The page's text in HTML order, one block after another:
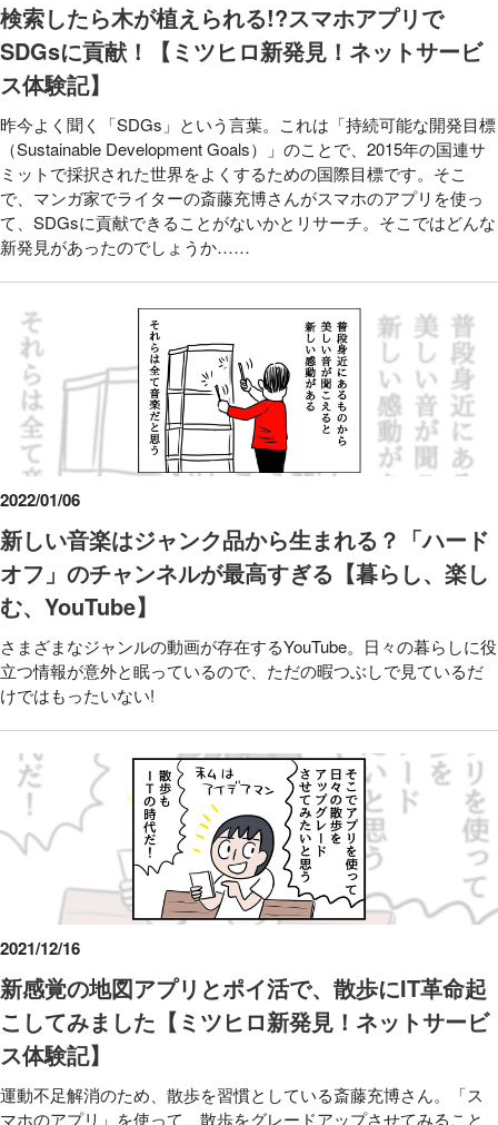
検索したら木が植えられる!?スマホアプリで
SDGsに貢献！【ミツヒロ新発見！ネットサービ
ス体験記】
昨今よく聞く「SDGs」という言葉。これは「持続可能な開発目標
（Sustainable Development Goals）」のことで、2015年の国連サ
ミットで採択された世界をよくするための国際目標です。そこ
で、マンガ家でライターの斎藤充博さんがスマホのアプリを使っ
て、SDGsに貢献できることがないかとリサーチ。そこではどんな
新発見があったのでしょうか……
新しい音楽はジャンク品から生まれる？「ハード
オフ」のチャンネルが最高すぎる【暮らし、楽し
む、YouTube】
2022/01/06
さまざまなジャンルの動画が存在するYouTube。日々の暮らしに役
立つ情報が意外と眠っているので、ただの暇つぶしで見ているだ
けではもったいない!
新感覚の地図アプリとポイ活で、散歩にIT革命起
こしてみました【ミツヒロ新発見！ネットサービ
ス体験記】
2021/12/16
運動不足解消のため、散歩を習慣としている斎藤充博さん。「ス
マホのアプリ」を使って、散歩をグレードアップさせてみること